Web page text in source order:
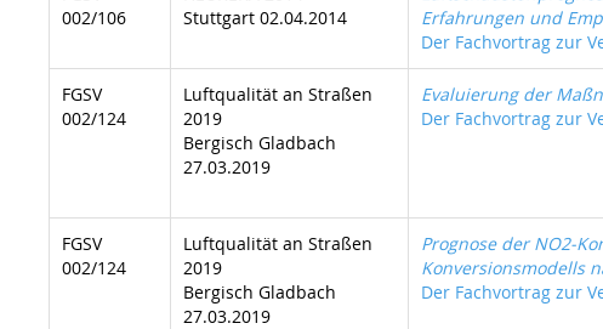
002/106
Stuttgart 02.04.2014
Erfahrungen und
Der Fachvortrag zur
FGSV
002/124
Luftqualität an Straßen
2019
Bergisch Gladbach
27.03.2019
Evaluierung der
Der Fachvortrag zur
FGSV
002/124
Luftqualität an Straßen
2019
Bergisch Gladbach
27.03.2019
Prognose der NO2-
Konversionsmodells
Der Fachvortrag zur